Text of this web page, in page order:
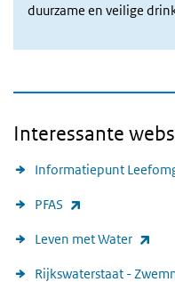
duurzame en veilige
Interessante
Informatiepunt
PFAS
Leven met Water
Rijkswaterstaat -